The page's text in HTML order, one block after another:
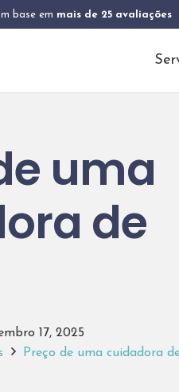
base em mais de 25 avaliações
uma
de
17, 2025
Preço de uma cuidadora